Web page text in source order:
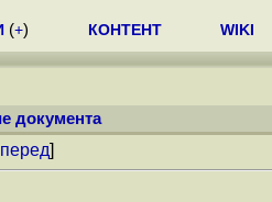
(+) КОНТЕНТ WIKI
документа
]